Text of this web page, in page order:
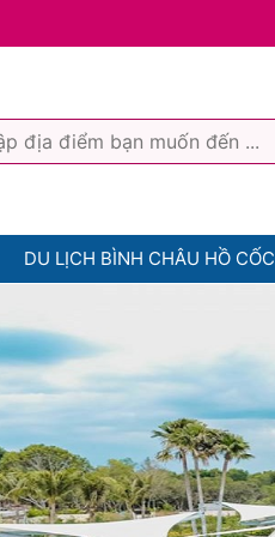
DU LỊCH BÌNH CHÂU HỒ CỐC